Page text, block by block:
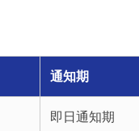
通知期
即日通知期